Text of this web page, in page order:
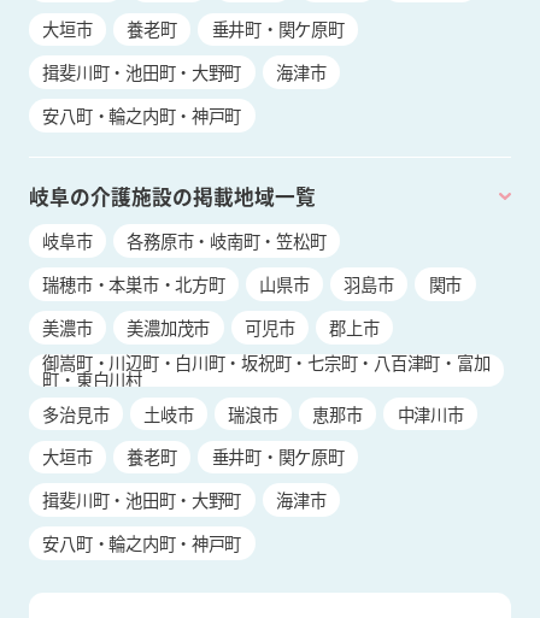
大垣市
養老町
垂井町・関ケ原町
揖斐川町・池田町・大野町
海津市
安八町・輪之内町・神戸町
岐阜の介護施設の掲載地域一覧
岐阜市
各務原市・岐南町・笠松町
瑞穂市・本巣市・北方町
山県市 羽島市
関市
美濃市
美濃加茂市 可児市
郡上市
御嵩町・川辺町・白川町・坂祝町・七宗町・八百津町・富加
町・東白川村
多治見市
土岐市 瑞浪市 恵那市
中津川市
大垣市
養老町
垂井町・関ケ原町
揖斐川町・池田町・大野町
海津市
安八町・輪之内町・神戸町